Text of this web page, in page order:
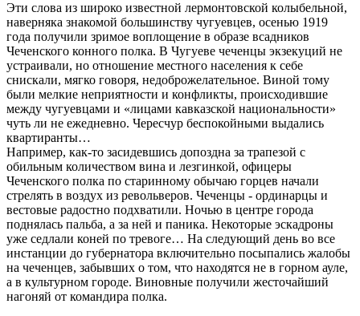
Эти слова из широко известной лермонтовской колыбельной,
наверняка знакомой большинству чугуевцев, осенью 1919
года получили зримое воплощение в образе всадников
Чеченского конного полка. В Чугуеве чеченцы экзекуций не
устраивали, но отношение местного населения к себе
снискали, мягко говоря, недоброжелательное. Виной тому
были мелкие неприятности и конфликты, происходившие
между чугуевцами и «лицами кавказской национальности»
чуть ли не ежедневно. Чересчур беспокойными выдались
квартиранты…
Например, как-то засидевшись допоздна за трапезой с
обильным количеством вина и лезгинкой, офицеры
Чеченского полка по старинному обычаю горцев начали
стрелять в воздух из револьверов. Чеченцы - ординарцы и
вестовые радостно подхватили. Ночью в центре города
поднялась пальба, а за ней и паника. Некоторые эскадроны
уже седлали коней по тревоге… На следующий день во все
инстанции до губернатора включительно посыпались жалобы
на чеченцев, забывших о том, что находятся не в горном ауле,
а в культурном городе. Виновные получили жесточайший
нагоняй от командира полка.